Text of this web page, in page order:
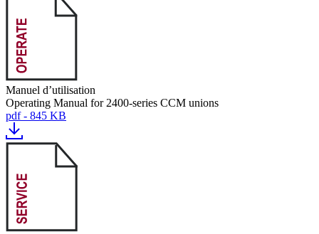
Manuel d’utilisation
Operating Manual for 2400-series CCM unions
pdf - 845 KB